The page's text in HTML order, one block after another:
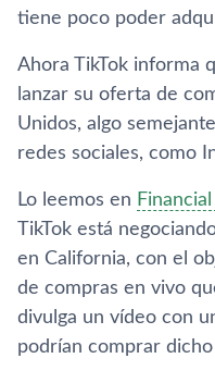
tiene poco poder
Ahora TikTok informa
lanzar su oferta de
Unidos, algo
redes sociales, como
Lo leemos en
TikTok está
en California, con el
de compras en vivo
divulga un vídeo con
podrían comprar